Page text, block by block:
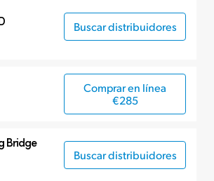
Buscar distribuidores
Comprar en línea
€285
Bridge
Buscar distribuidores